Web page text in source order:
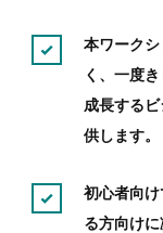
本ワーク
く、一度
成長する
供します。
初心者向
る方向けに